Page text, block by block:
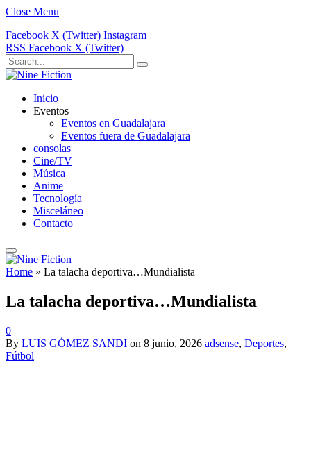
Close Menu
Facebook X (Twitter) Instagram
RSS Facebook X (Twitter)
Inicio
Eventos
Eventos en Guadalajara
Eventos fuera de Guadalajara
consolas
Cine/TV
Música
Anime
Tecnología
Misceláneo
Contacto
Home » La talacha deportiva…Mundialista
La talacha deportiva…Mundialista
0
By LUIS GÓMEZ SANDI on 8 junio, 2026 adsense, Deportes,
Fútbol